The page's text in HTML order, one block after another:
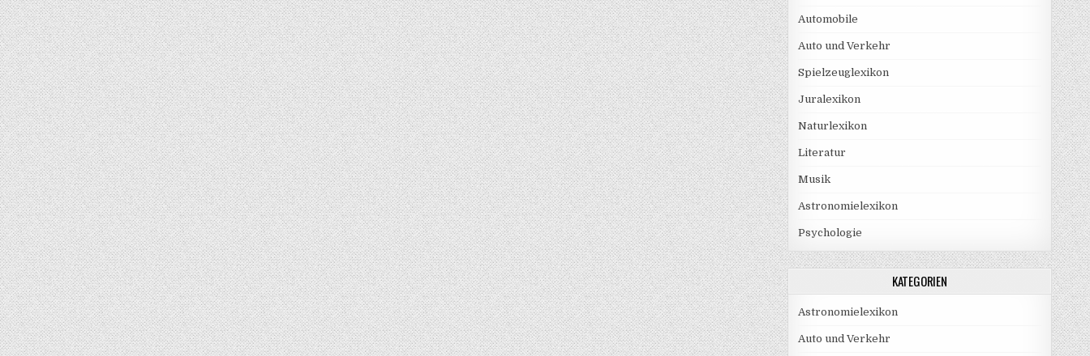
Automobile
Auto und Verkehr
Spielzeuglexikon
Juralexikon
Naturlexikon
Literatur
Musik
Astronomielexikon
Psychologie
KATEGORIEN
Astronomielexikon
Auto und Verkehr